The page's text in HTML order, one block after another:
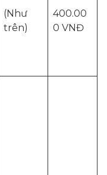
(Như
trên)
400.00
0 VNĐ